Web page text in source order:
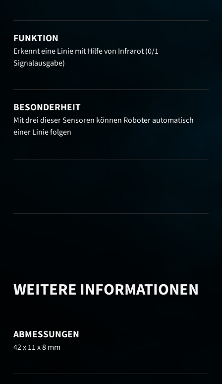
FUNKTION
Erkennt eine Linie mit Hilfe von Infrarot (0/1
Signalausgabe)
BESONDERHEIT
Mit drei dieser Sensoren können Roboter automatisch
einer Linie folgen
WEITERE INFORMATIONEN
ABMESSUNGEN
42 x 11 x 8 mm